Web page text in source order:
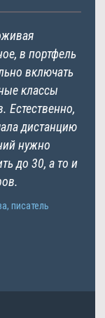
в портфель
включать
классы
Естественно,
дистанцию
нужно
до 30, а то и
писатель